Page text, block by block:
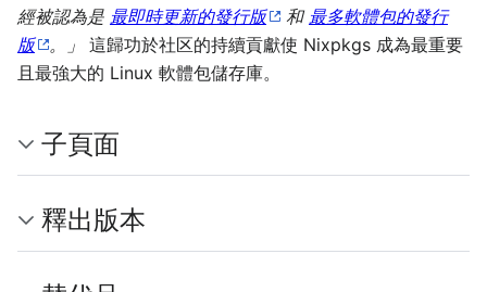
經被認為是 最即時更新的發行版 和最多軟體包的發行
版
。」
這歸功於社区的持續貢獻使 Nixpkgs 成為最重要
且最強大的 Linux 軟體包儲存庫。
子頁面
釋出版本